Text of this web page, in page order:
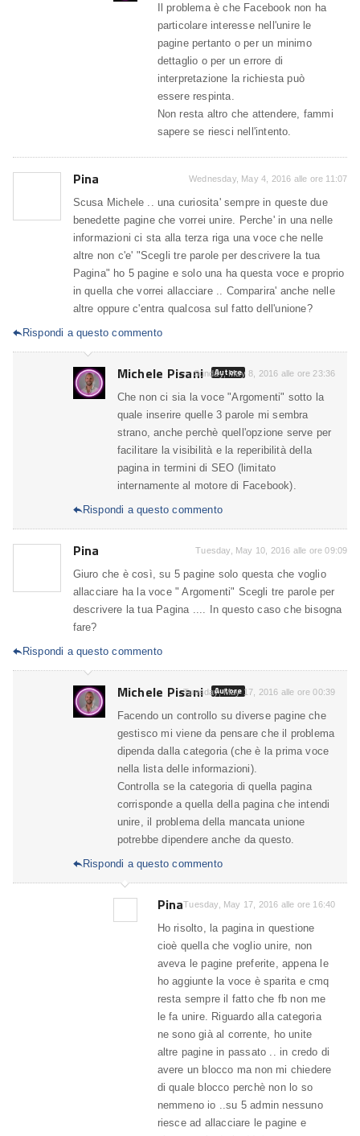
Il problema è che Facebook non ha
particolare interesse nell'unire le
pagine pertanto o per un minimo
dettaglio o per un errore di
interpretazione la richiesta può
essere respinta.
Non resta altro che attendere, fammi
sapere se riesci nell'intento.
Pina Wednesday, May 4, 2016 alle ore 11:07
Scusa Michele .. una curiosita' sempre in queste due
benedette pagine che vorrei unire. Perche' in una nelle
informazioni ci sta alla terza riga una voce che nelle
altre non c'e' "Scegli tre parole per descrivere la tua
Pagina" ho 5 pagine e solo una ha questa voce e proprio
in quella che vorrei allacciare .. Comparira' anche nelle
altre oppure c'entra qualcosa sul fatto dell'unione?
Rispondi a questo commento
Michele Pisani Autore
Sunday, May 8, 2016 alle ore 23:36
Che non ci sia la voce "Argomenti" sotto la
quale inserire quelle 3 parole mi sembra
strano, anche perchè quell'opzione serve per
facilitare la visibilità e la reperibilità della
pagina in termini di SEO (limitato
internamente al motore di Facebook).
Rispondi a questo commento
Pina Tuesday, May 10, 2016 alle ore 09:09
Giuro che è così, su 5 pagine solo questa che voglio
allacciare ha la voce " Argomenti" Scegli tre parole per
descrivere la tua Pagina .... In questo caso che bisogna
fare?
Rispondi a questo commento
Michele Pisani Autore
Tuesday, May 17, 2016 alle ore 00:39
Facendo un controllo su diverse pagine che
gestisco mi viene da pensare che il problema
dipenda dalla categoria (che è la prima voce
nella lista delle informazioni).
Controlla se la categoria di quella pagina
corrisponde a quella della pagina che intendi
unire, il problema della mancata unione
potrebbe dipendere anche da questo.
Rispondi a questo commento
PinaTuesday, May 17, 2016 alle ore 16:40
Ho risolto, la pagina in questione
cioè quella che voglio unire, non
aveva le pagine preferite, appena le
ho aggiunte la voce è sparita e cmq
resta sempre il fatto che fb non me
le fa unire. Riguardo alla categoria
ne sono già al corrente, ho unite
altre pagine in passato .. in credo di
avere un blocco ma non mi chiedere
di quale blocco perchè non lo so
nemmeno io ..su 5 admin nessuno
riesce ad allacciare le pagine e